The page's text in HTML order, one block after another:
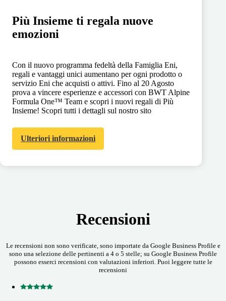
Più Insieme ti regala nuove
emozioni
Con il nuovo programma fedeltà della Famiglia Eni,
regali e vantaggi unici aumentano per ogni prodotto o
servizio Eni che acquisti o attivi. Fino al 20 Agosto
prova a vincere esperienze e accessori con BWT Alpine
Formula One™ Team e scopri i nuovi regali di Più
Insieme! Scopri tutti i dettagli sul nostro sito
Ulteriori informazioni
Recensioni
Le recensioni non sono verificate, sono importate da Google Business Profile e
sono una selezione delle pertinenti a 4 o 5 stelle; su Google Business Profile
possono esserci recensioni con valutazioni inferiori. Puoi leggere tutte le
recensioni